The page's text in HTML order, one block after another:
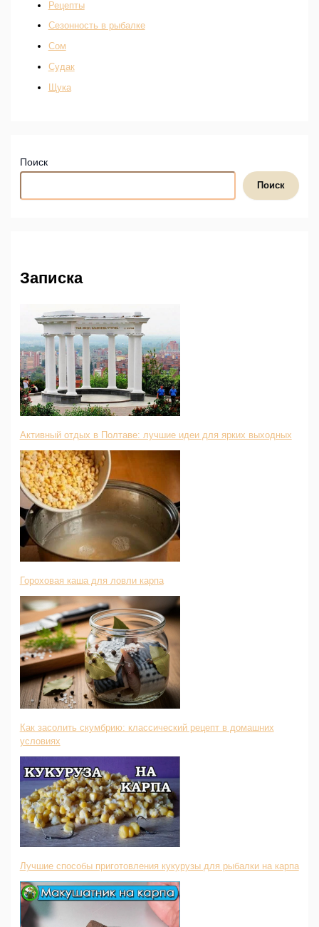
Рецепты
Сезонность в рыбалке
Сом
Судак
Щука
Поиск
Поиск
Записка
Активный отдых в Полтаве: лучшие идеи для ярких выходных
Гороховая каша для ловли карпа
Как засолить скумбрию: классический рецепт в домашних
условиях
Лучшие способы приготовления кукурузы для рыбалки на карпа